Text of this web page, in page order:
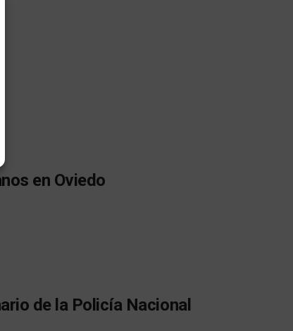
en Oviedo
de la Policía Nacional